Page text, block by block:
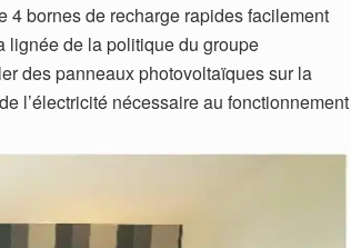
4 bornes de recharge rapides facilement
lignée de la politique du groupe
des panneaux photovoltaïques sur la
l’électricité nécessaire au fonctionnement